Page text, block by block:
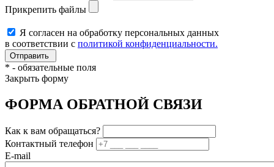
Прикрепить файлы
Я согласен на обработку персональных данных
в соответствии с политикой конфиденциальности.
* - обязательные поля
Закрыть форму
ФОРМА ОБРАТНОЙ СВЯЗИ
Как к вам обращаться?
Контактный телефон
E-mail